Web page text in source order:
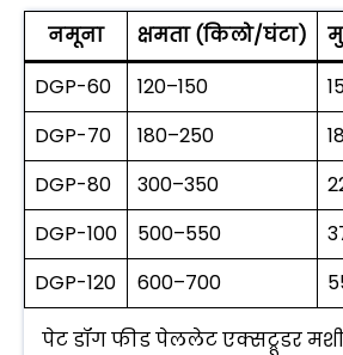
नमूना क्षमता (किलो/घंटा)
DGP-60
120–150
DGP-70
180–250
DGP-80
300–350
DGP-100
500–550
DGP-120
600–700
पेट डॉग फीड पेललेट एक्सट्रूडर